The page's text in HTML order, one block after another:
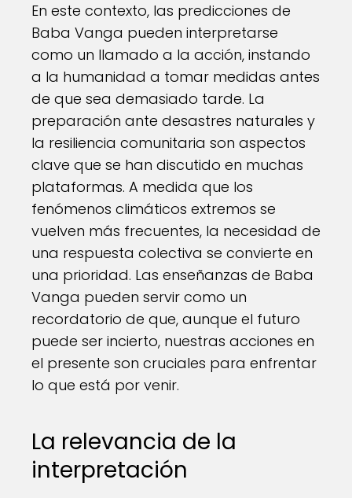
En este contexto, las predicciones de
Baba Vanga pueden interpretarse
como un llamado a la acción, instando
a la humanidad a tomar medidas antes
de que sea demasiado tarde. La
preparación ante desastres naturales y
la resiliencia comunitaria son aspectos
clave que se han discutido en muchas
plataformas. A medida que los
fenómenos climáticos extremos se
vuelven más frecuentes, la necesidad de
una respuesta colectiva se convierte en
una prioridad. Las enseñanzas de Baba
Vanga pueden servir como un
recordatorio de que, aunque el futuro
puede ser incierto, nuestras acciones en
el presente son cruciales para enfrentar
lo que está por venir.
La relevancia de la
interpretación